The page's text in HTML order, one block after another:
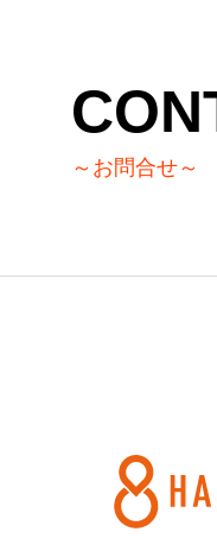
～お問合せ～